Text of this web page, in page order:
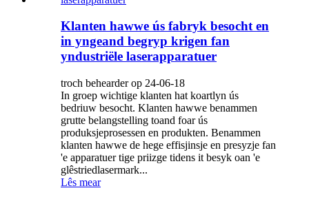
Klanten hawwe ús fabryk besocht en
in yngeand begryp krigen fan
yndustriële laserapparatuer
troch behearder op 24-06-18
In groep wichtige klanten hat koartlyn ús
bedriuw besocht. Klanten hawwe benammen
grutte belangstelling toand foar ús
produksjeprosessen en produkten. Benammen
klanten hawwe de hege effisjinsje en presyzje fan
'e apparatuer tige priizge tidens it besyk oan 'e
glêstriedlasermark...
Lês mear